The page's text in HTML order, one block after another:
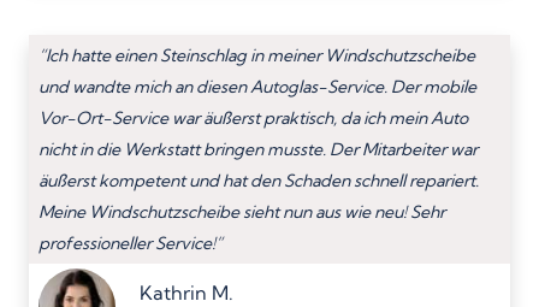
“Ich hatte einen Steinschlag in meiner Windschutzscheibe
und wandte mich an diesen Autoglas-Service. Der mobile
Vor-Ort-Service war äußerst praktisch, da ich mein Auto
nicht in die Werkstatt bringen musste. Der Mitarbeiter war
äußerst kompetent und hat den Schaden schnell repariert.
Meine Windschutzscheibe sieht nun aus wie neu! Sehr
professioneller Service!”
Kathrin M.